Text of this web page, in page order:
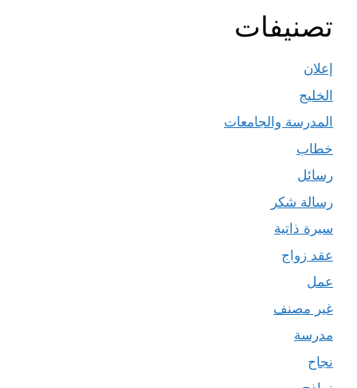
تصنيفات
إعلان
الخليج
المدرسة والجامعات
خطاب
رسائل
رسالة شكر
سيرة ذاتية
عقد زواج
عمل
غير مصنف
مدرسة
نجاح